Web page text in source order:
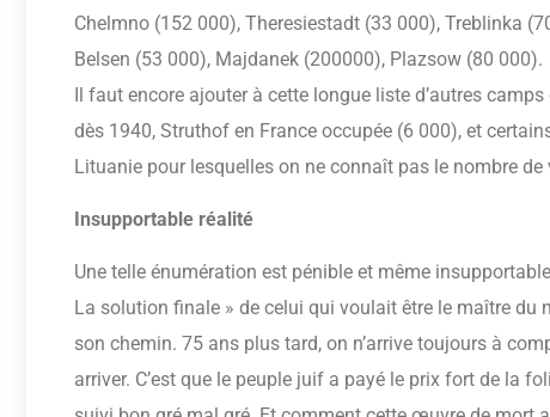
Chelmno (152 000), Theresiestadt (33 000), Treblinka
Belsen (53 000), Majdanek (200000), Plazsow (80 000).
Il faut encore ajouter à cette longue liste d’autres
dès 1940, Struthof en France occupée (6 000), et
Lituanie pour lesquelles on ne connaît pas le nombre de
Insupportable réalité
Une telle énumération est pénible et même
La solution finale » de celui qui voulait être le maître
son chemin. 75 ans plus tard, on n’arrive toujours à
arriver. C’est que le peuple juif a payé le prix fort de la